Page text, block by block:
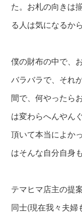
た。お札の向きは
る人は気になるから
僕の財布の中で、
バラバラで、それ
間で、何やったら
は変わらへんやん
頂いて本当によか
はそんな自分自身
テマヒマ店主の提
同士(現在我々夫婦